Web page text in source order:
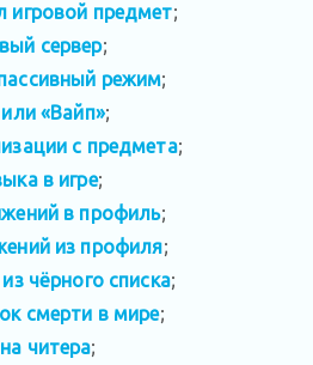
игровой предмет;
сервер;
режим;
«Вайп»;
с предмета;
в игре;
в профиль;
из профиля;
чёрного списка;
смерти в мире;
читера;